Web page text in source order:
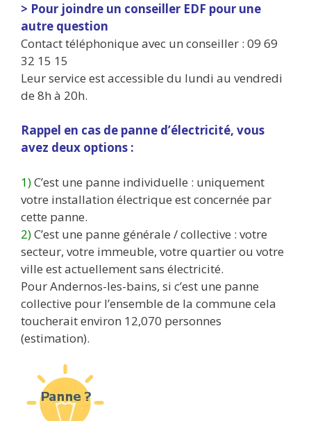
> Pour joindre un conseiller EDF pour une
autre question
Contact téléphonique avec un conseiller : 09 69
32 15 15
Leur service est accessible du lundi au vendredi
de 8h à 20h.
Rappel en cas de panne d’électricité, vous
avez deux options :
1)C’est une panne individuelle : uniquement
votre installation électrique est concernée par
cette panne.
2)C’est une panne générale / collective : votre
secteur, votre immeuble, votre quartier ou votre
ville est actuellement sans électricité.
Pour Andernos-les-bains, si c’est une panne
collective pour l’ensemble de la commune cela
toucherait environ 12,070 personnes
(estimation).